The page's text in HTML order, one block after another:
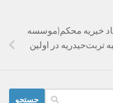
خیریه محکم(موسسه
تربت‌حیدریه در اولین